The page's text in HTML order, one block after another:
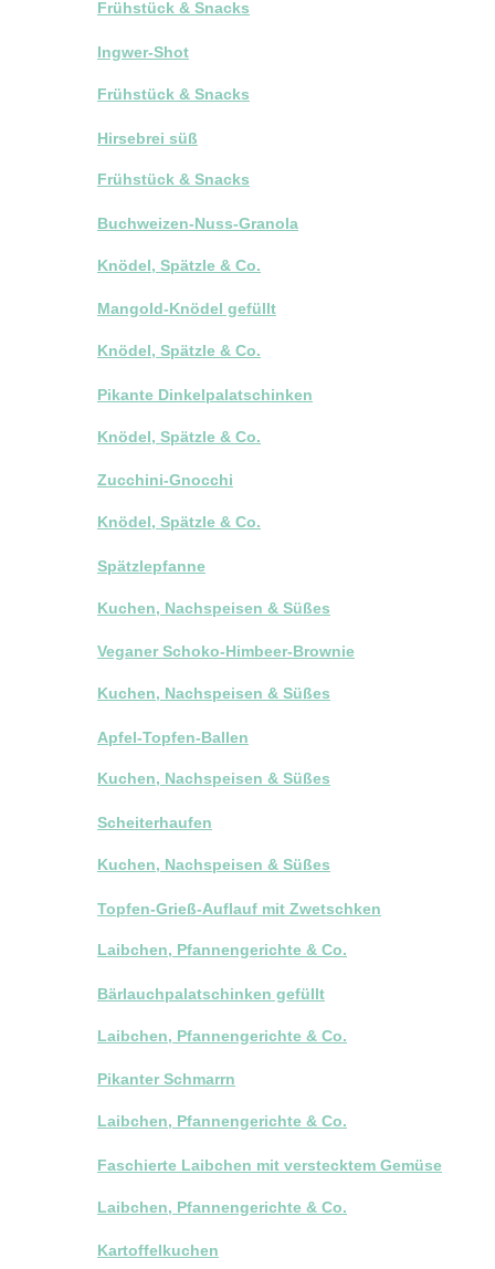
Frühstück & Snacks
Ingwer-Shot
Frühstück & Snacks
Hirsebrei süß
Frühstück & Snacks
Buchweizen-Nuss-Granola
Knödel, Spätzle & Co.
Mangold-Knödel gefüllt
Knödel, Spätzle & Co.
Pikante Dinkelpalatschinken
Knödel, Spätzle & Co.
Zucchini-Gnocchi
Knödel, Spätzle & Co.
Spätzlepfanne
Kuchen, Nachspeisen & Süßes
Veganer Schoko-Himbeer-Brownie
Kuchen, Nachspeisen & Süßes
Apfel-Topfen-Ballen
Kuchen, Nachspeisen & Süßes
Scheiterhaufen
Kuchen, Nachspeisen & Süßes
Topfen-Grieß-Auflauf mit Zwetschken
Laibchen, Pfannengerichte & Co.
Bärlauchpalatschinken gefüllt
Laibchen, Pfannengerichte & Co.
Pikanter Schmarrn
Laibchen, Pfannengerichte & Co.
Faschierte Laibchen mit verstecktem Gemüse
Laibchen, Pfannengerichte & Co.
Kartoffelkuchen